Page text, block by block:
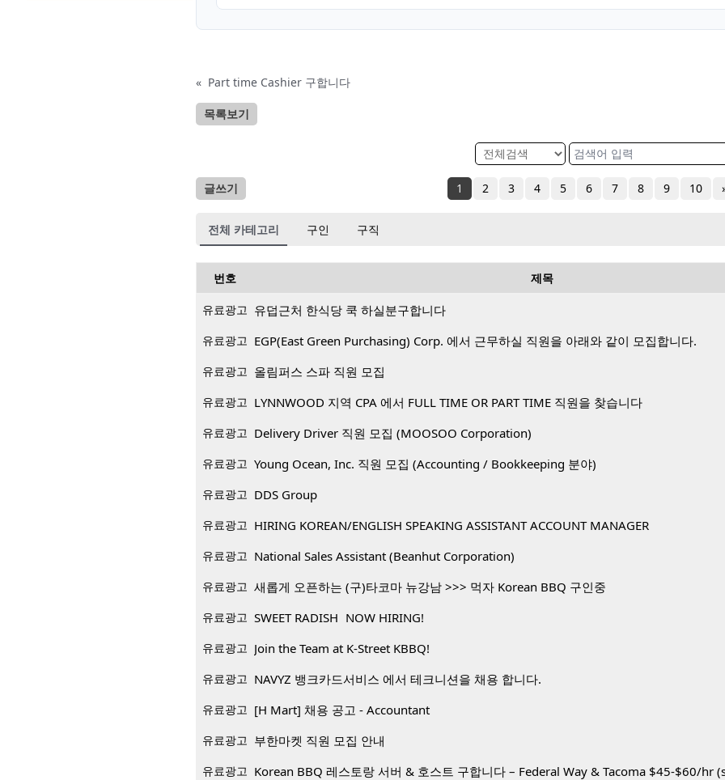
« Part time Cashier 구합니다
목록보기
글쓰기 1 2 3 4 5 6 7 8 9 10
전체 카테고리 구인 구직
번호 제목
유료광고 유덥근처 한식당 쿡 하실분구합니다
유료광고 EGP(East Green Purchasing) Corp. 에서 근무하실 직원을 아래와 같이 모집합니다.
유료광고 올림퍼스 스파 직원 모집
유료광고 LYNNWOOD 지역 CPA 에서 FULL TIME OR PART TIME 직원을 찾습니다
유료광고 Delivery Driver 직원 모집 (MOOSOO Corporation)
유료광고 Young Ocean, Inc. 직원 모집 (Accounting / Bookkeeping 분야)
유료광고 DDS Group
유료광고 HIRING KOREAN/ENGLISH SPEAKING ASSISTANT ACCOUNT MANAGER
유료광고 National Sales Assistant (Beanhut Corporation)
유료광고 새롭게 오픈하는 (구)타코마 뉴강남 >>> 먹자 Korean BBQ 구인중
유료광고 SWEET RADISH NOW HIRING!
유료광고 Join the Team at K-Street KBBQ!
유료광고 NAVYZ 뱅크카드서비스 에서 테크니션을 채용 합니다.
유료광고 [H Mart] 채용 공고 - Accountant
유료광고 부한마켓 직원 모집 안내
유료광고